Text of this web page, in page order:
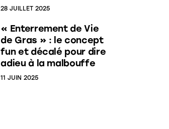
28 JUILLET 2025
« Enterrement de Vie
de Gras » : le concept
fun et décalé pour dire
adieu à la malbouffe
11 JUIN 2025